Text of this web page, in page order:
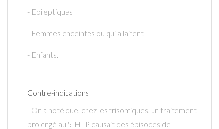
- Epileptiques
- Femmes enceintes ou qui allaitent
- Enfants.
Contre-indications
- On a noté que, chez les trisomiques, un traitement
prolongé au 5-HTP causait des épisodes de